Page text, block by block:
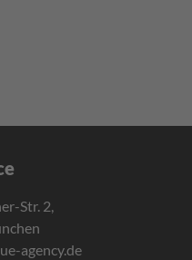
Str. 2,
agency.de